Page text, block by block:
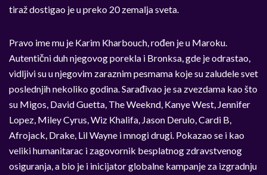
tiraž dostigao je u preko 20 zemalja sveta.
Pravo ime mu je Karim Kharbouch, rođen je u Maroku.
Autentični duh njegovog porekla i Bronksa, gde je odrastao,
vidljivi su u njegovim zaraznim pesmama koje su zaludele svet
poslednjih nekoliko godina. Sarađivao je sa zvezdama kao što
su Migos, David Guetta, The Weeknd, Kanye West, Jennifer
Lopez, Miley Cyrus, Wiz Khalifa, Jason Derulo, Cardi B,
Afrojack, Drake, Lil Wayne i mnogi drugi. Pokazao se i kao
veliki humanitarac i zagovornik besplatnog zdravstvenog
osiguranja, a bio je i inicijator globalne kampanje za izgradnju